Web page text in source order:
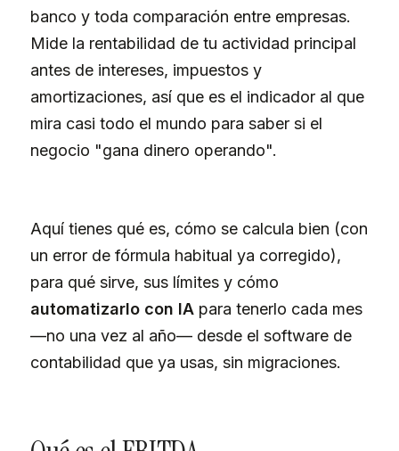
banco y toda comparación entre empresas.
Mide la rentabilidad de tu actividad principal
antes de intereses, impuestos y
amortizaciones, así que es el indicador al que
mira casi todo el mundo para saber si el
negocio "gana dinero operando".
Aquí tienes qué es, cómo se calcula bien (con
un error de fórmula habitual ya corregido),
para qué sirve, sus límites y cómo
automatizarlo con IA para tenerlo cada mes
—no una vez al año— desde el software de
contabilidad que ya usas, sin migraciones.